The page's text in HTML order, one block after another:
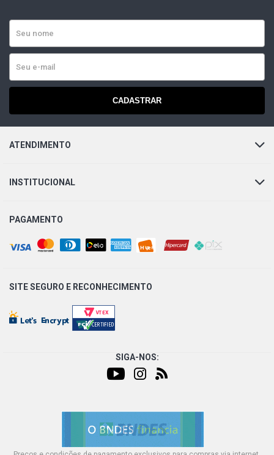
CADASTRAR
ATENDIMENTO
INSTITUCIONAL
PAGAMENTO
SITE SEGURO E RECONHECIMENTO
SIGA-NOS: